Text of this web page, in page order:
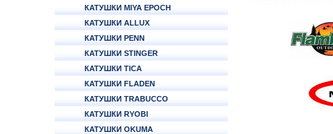
КАТУШКИ MIYA EPOCH
КАТУШКИ ALLUX
КАТУШКИ PENN
КАТУШКИ STINGER
КАТУШКИ TICA
КАТУШКИ FLADEN
КАТУШКИ TRABUCCO
КАТУШКИ RYOBI
КАТУШКИ OKUMA